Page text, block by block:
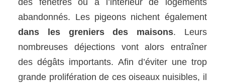
des fenêtres ou à l’intérieur de logements
abandonnés. Les pigeons nichent également
dans les greniers des maisons. Leurs
nombreuses déjections vont alors entraîner
des dégâts importants. Afin d’éviter une trop
grande prolifération de ces oiseaux nuisibles, il